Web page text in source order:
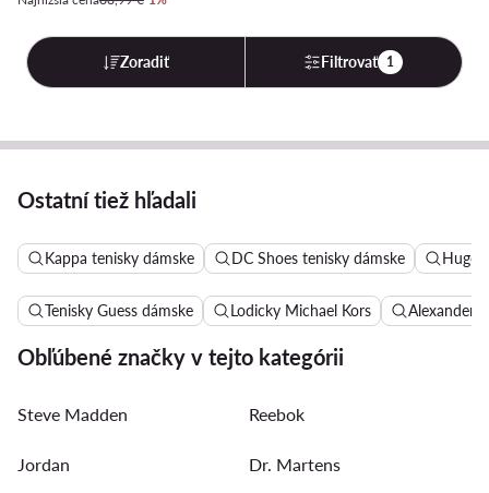
Zoradiť Filtrovať 1
Ostatní tiež hľadali
Kappa tenisky dámske DC Shoes tenisky dámske Hugo
Tenisky Guess dámske Lodicky Michael Kors Alexander
Obľúbené značky v tejto kategórii
Steve Madden Reebok
Jordan Dr. Martens